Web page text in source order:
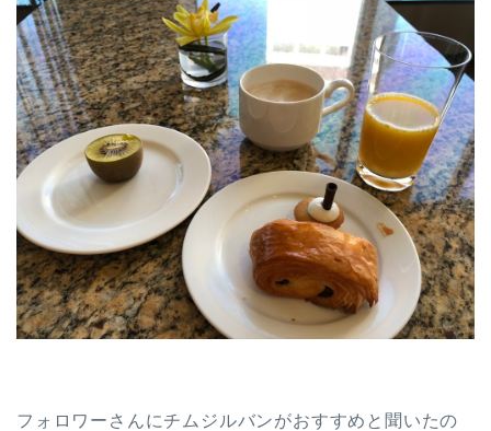
フォロワーさんにチムジルバンがおすすめと聞いたの